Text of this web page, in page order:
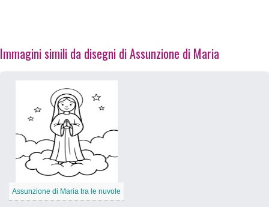
Immagini simili da disegni di Assunzione di Maria
Assunzione di Maria tra le nuvole